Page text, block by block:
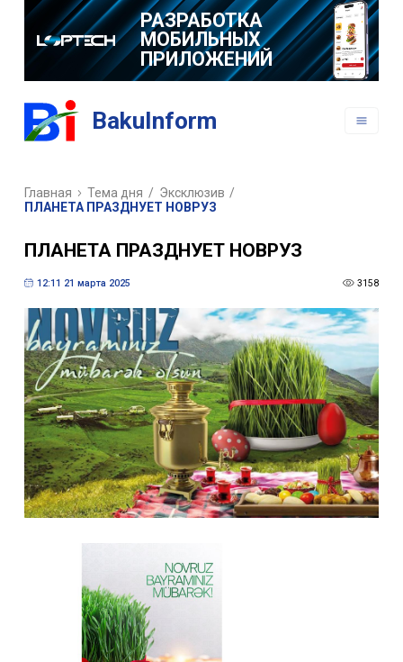
РАЗРАБОТКА
МОБИЛЬНЫХ
ПРИЛОЖЕНИЙ
BakuInform
Главная Тема дня / Эксклюзив /
ПЛАНЕТА ПРАЗДНУЕТ НОВРУЗ
ПЛАНЕТА ПРАЗДНУЕТ НОВРУЗ
12:11 21 марта 2025 3158